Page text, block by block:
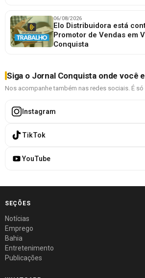
06/08/2026
Elo Distribuidora está
Promotor de Vendas em
Conquista
Siga o Jornal Conquista onde você
Nos acompanhe também nas redes sociais. É só
Instagram
TikTok
YouTube
SEÇÕES
Notícias
Emprego
Bahia
Entretenimento
Publicações